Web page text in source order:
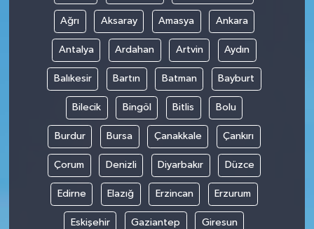
Ağrı Aksaray Amasya Ankara
Antalya Ardahan Artvin Aydın
Balıkesir Bartın Batman Bayburt
Bilecik Bingöl Bitlis Bolu
Burdur Bursa Çanakkale Çankırı
Çorum Denizli Diyarbakır Düzce
Edirne Elazığ Erzincan Erzurum
Eskişehir Gaziantep Giresun